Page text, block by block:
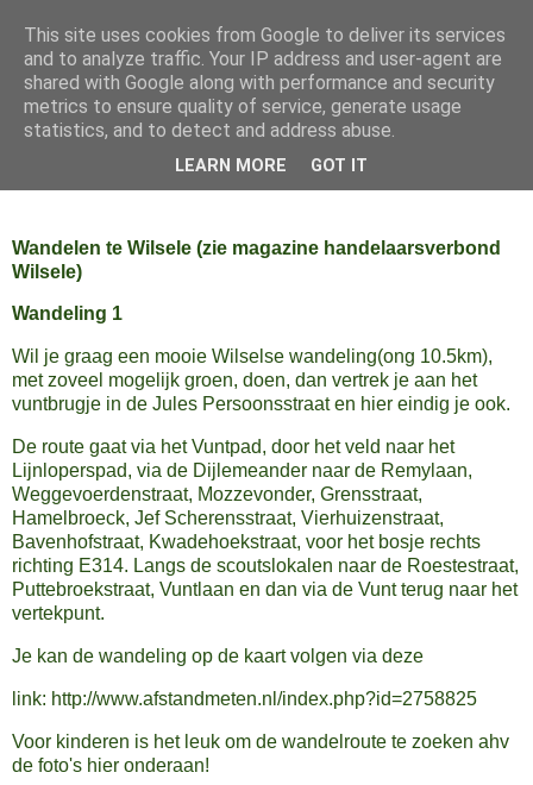
Wandelen te Wilsele (zie magazine handelaarsverbond
Wilsele)
Wandeling 1
Wil je graag een mooie Wilselse wandeling(ong 10.5km),
met zoveel mogelijk groen, doen, dan vertrek je aan het
vuntbrugje in de Jules Persoonsstraat en hier eindig je ook.
De route gaat via het Vuntpad, door het veld naar het
Lijnloperspad, via de Dijlemeander naar de Remylaan,
Weggevoerdenstraat, Mozzevonder, Grensstraat,
Hamelbroeck, Jef Scherensstraat, Vierhuizenstraat,
Bavenhofstraat, Kwadehoekstraat, voor het bosje rechts
richting E314. Langs de scoutslokalen naar de Roestestraat,
Puttebroekstraat, Vuntlaan en dan via de Vunt terug naar het
vertekpunt.
Je kan de wandeling op de kaart volgen via deze
link: http://www.afstandmeten.nl/index.php?id=2758825
Voor kinderen is het leuk om de wandelroute te zoeken ahv
de foto's hier onderaan!
This site uses cookies from Google to deliver its services
and to analyze traffic. Your IP address and user-agent are
shared with Google along with performance and security
metrics to ensure quality of service, generate usage
statistics, and to detect and address abuse.
LEARN MORE GOT IT